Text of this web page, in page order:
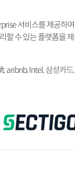
서비스를 제공하
할 수 있는 플랫폼을
aribnb, Intel, 삼성카